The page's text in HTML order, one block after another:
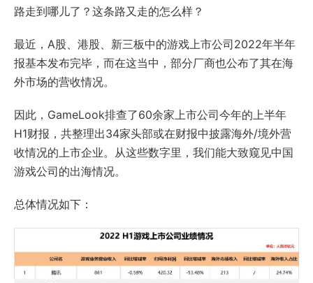
路走到哪儿了？这条路又走的怎么样？
最近，A股、港股、新三板中的游戏上市公司2022年半年
报基本发布完毕，而在这当中，部分厂商也公布了其在海
外市场的营收情况。
因此，GameLook排查了60余家上市公司今年的上半年
H1财报，共整理出34家头部或在财报中披露海外/境外营
收情况的上市企业。从这些数字里，我们能大致窥见中国
游戏公司的出海情况。
总体情况如下：